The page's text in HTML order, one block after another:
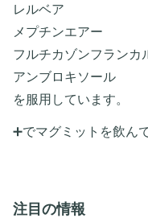
レルベア
メプチンエアー
フルチカゾンフランカ
アンブロキソール
を服用しています。
➕でマグミットを飲ん
注目の情報